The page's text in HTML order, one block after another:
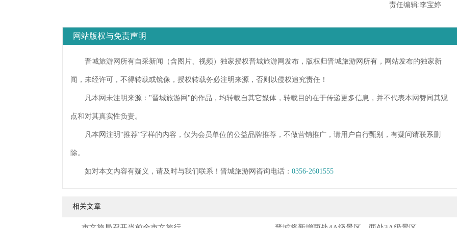
责任编辑:李宝婷
网站版权与免责声明
晋城旅游网所有自采新闻（含图片、视频）独家授权晋城旅游网发布，版权归晋城旅游网所有，网站发布的独家新
闻，未经许可，不得转载或镜像，授权转载务必注明来源，否则以侵权追究责任！
凡本网未注明来源："晋城旅游网"的作品，均转载自其它媒体，转载目的在于传递更多信息，并不代表本网赞同其观
点和对其真实性负责。
凡本网注明“推荐”字样的内容，仅为会员单位的公益品牌推荐，不做营销推广，请用户自行甄别，有疑问请联系删
除。
如对本文内容有疑义，请及时与我们联系！晋城旅游网咨询电话： 0356-2601555
相关文章